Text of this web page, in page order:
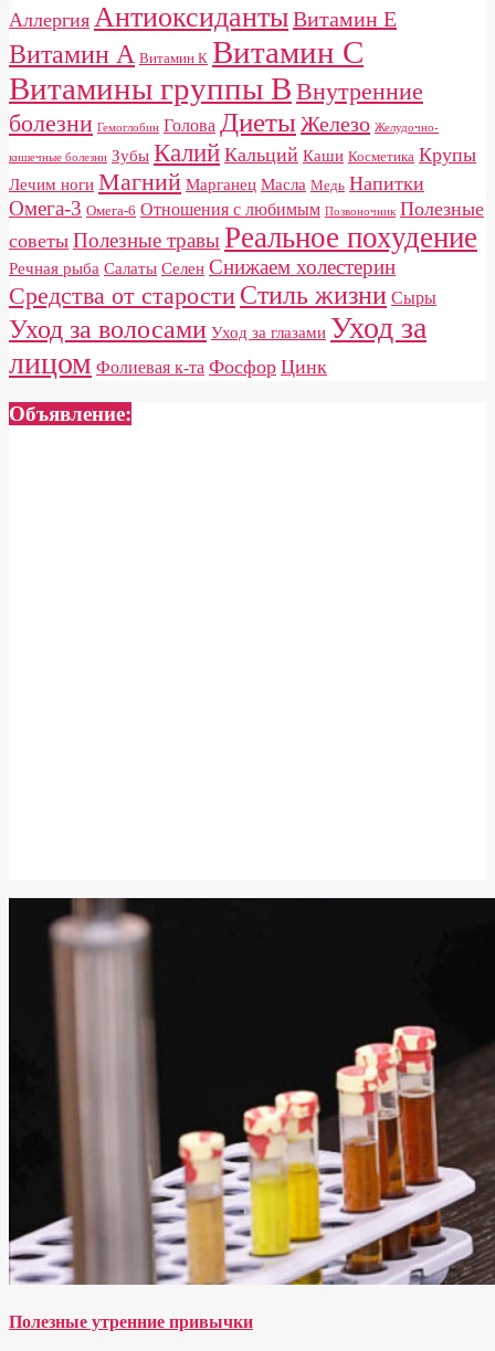
Аллергия АнтиоксидантыВитамин E
Витамин А Витамин К Витамин С
Витамины группы B Внутренние
болезни Гемоглобин Голова ДиетыЖелезо Желудочно-
кишечные болезни Зубы Калий Кальций Каши Косметика Крупы
Лечим ноги Магний Марганец Масла Медь Напитки
Омега-3 Омега-6 Отношения с любимым Позвоночник Полезные
советы Полезные травыРеальное похудение
Речная рыба Салаты Селен Снижаем холестерин
Средства от старости Стиль жизни Сыры
Уход за волосами Уход за глазами Уход за
лицом Фолиевая к-та Фосфор Цинк
Объявление:
Полезные утренние привычки